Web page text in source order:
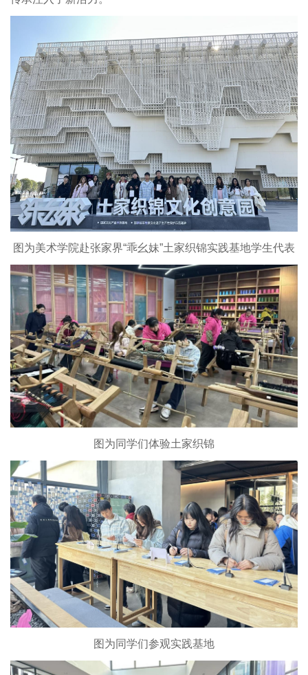
图为美术学院赴张家界“乖幺妹”土家织锦实践基地学生代表
图为同学们体验土家织锦
图为同学们参观实践基地